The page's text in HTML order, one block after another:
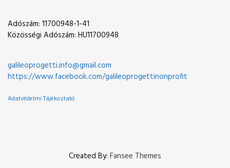
Adószám: 11700948-1-41
Közösségi Adószám: HU11700948
galileoprogetti.info@gmail.com
https://www.facebook.com/galileoprogettinonprofit
Adatvédelmi Tájékoztató
Created By: Fansee Themes